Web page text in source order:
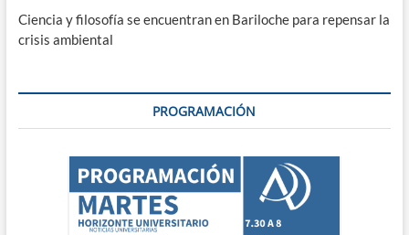
Ciencia y filosofía se encuentran en Bariloche para repensar la
crisis ambiental
PROGRAMACIÓN